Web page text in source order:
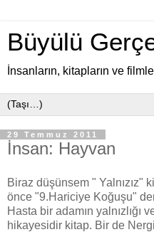
Büyülü
İnsanların, kitapların ve
29 Temmuz 2011
İnsan: Hayvan
Biraz düşünsem " Yalnızız"
önce "9.Hariciye Koğuşu"
Hasta bir adamın yalnızlığı
hikayesidir kitap. Bir de